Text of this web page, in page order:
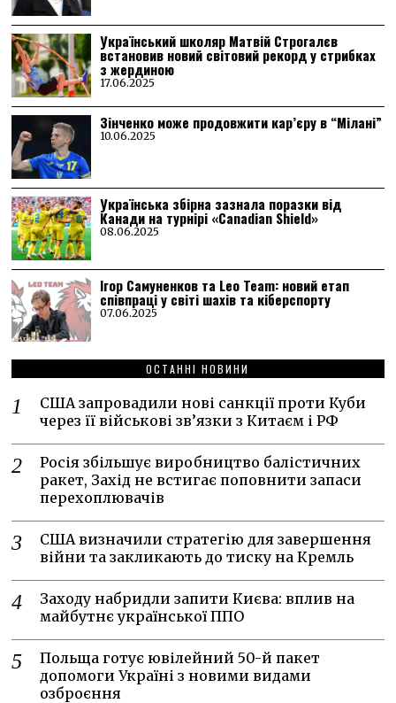
Український школяр Матвій Строгалєв
встановив новий світовий рекорд у стрибках
з жердиною
17.06.2025
Зінченко може продовжити кар’єру в “Мілані”
10.06.2025
Українська збірна зазнала поразки від
Канади на турнірі «Canadian Shield»
08.06.2025
Ігор Самуненков та Leo Team: новий етап
співпраці у світі шахів та кіберспорту
07.06.2025
ОСТАННІ НОВИНИ
США запровадили нові санкції проти Куби
через її військові зв’язки з Китаєм і РФ
Росія збільшує виробництво балістичних
ракет, Захід не встигає поповнити запаси
перехоплювачів
США визначили стратегію для завершення
війни та закликають до тиску на Кремль
Заходу набридли запити Києва: вплив на
майбутнє української ППО
Польща готує ювілейний 50-й пакет
допомоги Україні з новими видами
озброєння